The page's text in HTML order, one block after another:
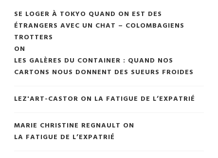
SE LOGER À TOKYO QUAND ON EST DES
ÉTRANGERS AVEC UN CHAT – COLOMBAGIENS
TROTTERS
ON
LES GALÈRES DU CONTAINER : QUAND NOS
CARTONS NOUS DONNENT DES SUEURS FROIDES
LEZ'ART-CASTOR ON LA FATIGUE DE L’EXPATRIÉ
MARIE CHRISTINE REGNAULT ON
LA FATIGUE DE L’EXPATRIÉ